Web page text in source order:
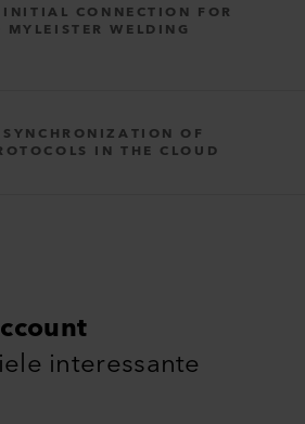
CONNECTION FOR
MYLEISTER WELDING
OF
IN THE CLOUD
interessante